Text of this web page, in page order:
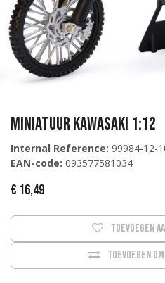
Miniatuur Kawasaki 1:12
Internal Reference: 99984-12-
EAN-code: 093577581034
€ 16,49
Toevoegen
Toevoegen